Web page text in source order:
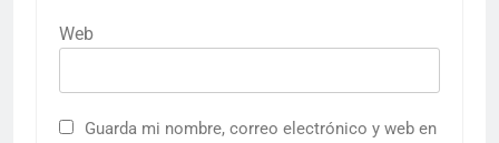
Web
Guarda mi nombre, correo electrónico y web en